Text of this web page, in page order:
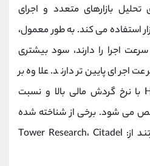
تحلیل بازارهای متعدد و اجرای
استفاده می کند. به طور معمول،
اجرا را دارند، سود بیشتری
اجرای پایین‌تر دارند. علاوه بر
سرعت بالای سفارشات، HFT با نرخ گردش مالی بالا و نسبت
می شود. برخی از شناخته شده
ترین شرکت های HFT عبارتند از: Tower Research، Citadel